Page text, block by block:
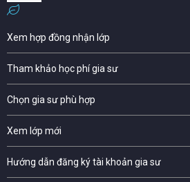
Xem hợp đồng nhận lớp
Tham khảo học phí gia sư
Chọn gia sư phù hợp
Xem lớp mới
Hướng dẫn đăng ký tài khoản gia sư